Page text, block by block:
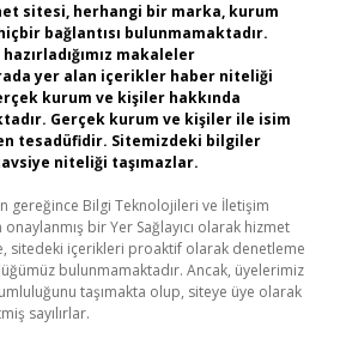
sitesi, herhangi bir marka, kurum
bağlantısı bulunmamaktadır.
makaleler
yer alan içerikler haber niteliği
kurum ve kişiler hakkında
Gerçek kurum ve kişiler ile isim
tesadüfidir. Sitemizdeki bilgiler
niteliği taşımazlar.
gereğince Bilgi Teknolojileri ve İletişim
bir Yer Sağlayıcı olarak hizmet
sitedeki içerikleri proaktif olarak denetleme
bulunmamaktadır. Ancak, üyelerimiz
taşımakta olup, siteye üye olarak
sayılırlar.